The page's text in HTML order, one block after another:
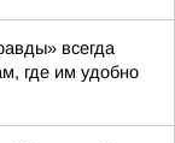
всегда
где им удобно